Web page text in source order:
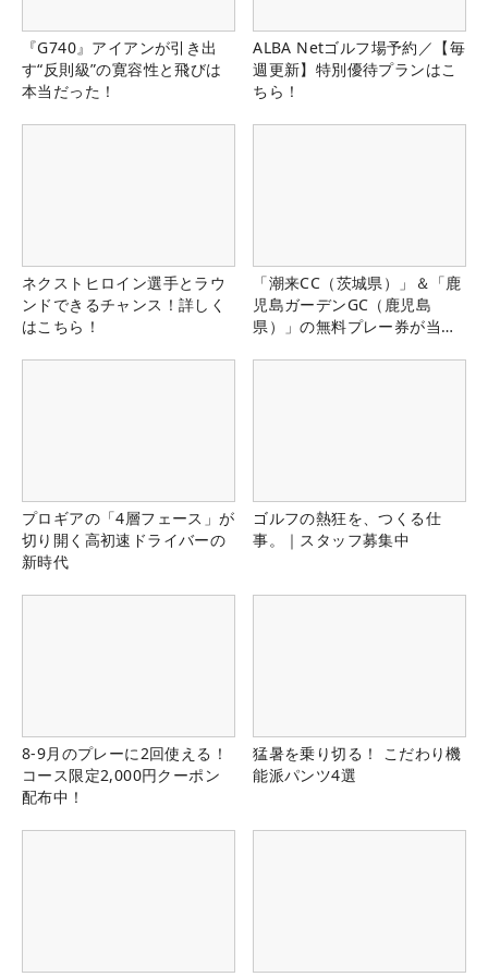
『G740』アイアンが引き出
す“反則級”の寛容性と飛びは
本当だった！
ALBA Netゴルフ場予約／【毎
週更新】特別優待プランはこ
ちら！
ネクストヒロイン選手とラウ
ンドできるチャンス！詳しく
はこちら！
「潮来CC（茨城県）」＆「鹿
児島ガーデンGC（鹿児島
県）」の無料プレー券が当た
プロギアの「4層フェース」が
切り開く高初速ドライバーの
新時代
ゴルフの熱狂を、つくる仕
事。｜スタッフ募集中
8-9月のプレーに2回使える！
コース限定2,000円クーポン
配布中！
猛暑を乗り切る！ こだわり機
能派パンツ4選